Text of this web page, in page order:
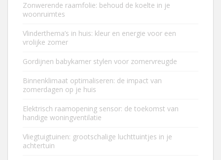
Zonwerende raamfolie: behoud de koelte in je
woonruimtes
Vlinderthema’s in huis: kleur en energie voor een
vrolijke zomer
Gordijnen babykamer stylen voor zomervreugde
Binnenklimaat optimaliseren: de impact van
zomerdagen op je huis
Elektrisch raamopening sensor: de toekomst van
handige woningventilatie
Vliegtuigtuinen: grootschalige luchttuintjes in je
achtertuin